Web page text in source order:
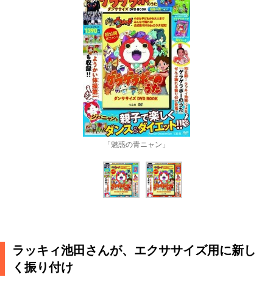
「魅惑の青ニャン」
ラッキィ池田さんが、エクササイズ用に新し
く振り付け